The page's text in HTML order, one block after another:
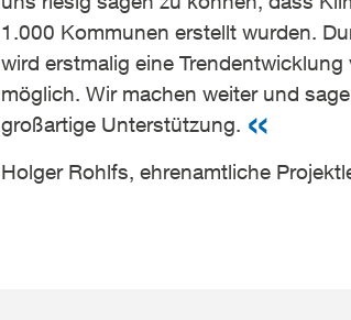
1.000 Kommunen erstellt wurden.
wird erstmalig eine
möglich. Wir machen weiter und
großartige Unterstützung.
Holger Rohlfs, ehrenamtliche